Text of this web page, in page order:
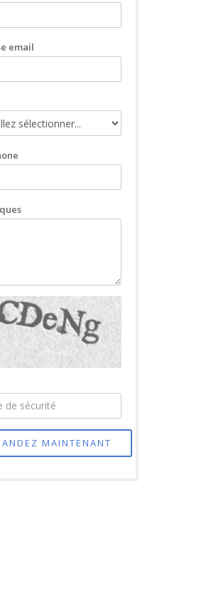
email
MAINTENANT